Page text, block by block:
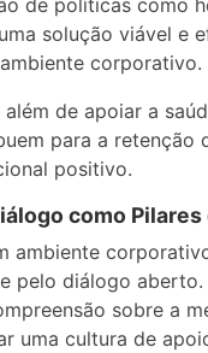
solução viável e
corporativo.
além de apoiar a
para a retenção
positivo.
como
ambiente
pelo diálogo
sobre a
uma cultura de